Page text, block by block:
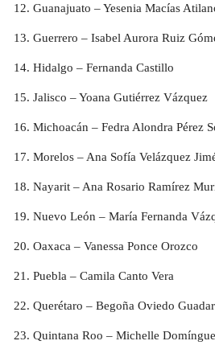
Guanajuato – Yesenia Macías
Guerrero – Isabel Aurora Ruiz
Hidalgo – Fernanda Castillo
Jalisco – Yoana Gutiérrez Vázquez
Michoacán – Fedra Alondra Pérez
Morelos – Ana Sofía Velázquez
Nayarit – Ana Rosario Ramírez
Nuevo León – María Fernanda
Oaxaca – Vanessa Ponce Orozco
Puebla – Camila Canto Vera
Querétaro – Begoña Oviedo
Quintana Roo – Michelle